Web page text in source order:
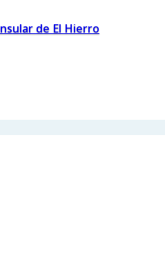
de El Hierro